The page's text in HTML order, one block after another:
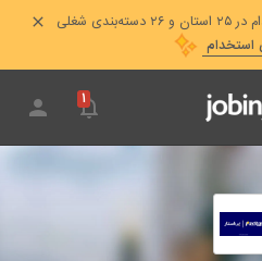
شغلی
استخدام
۱